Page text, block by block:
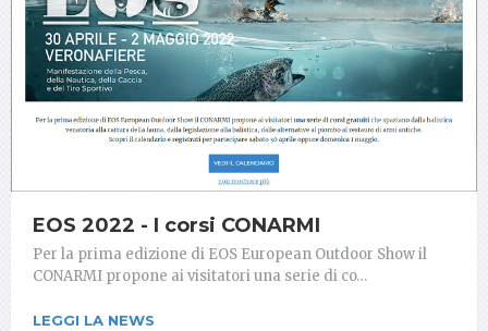
EOS 2022 - I corsi CONARMI
Per la prima edizione di EOS European Outdoor Show il
CONARMI propone ai visitatori una serie di co…
LEGGI LA NEWS